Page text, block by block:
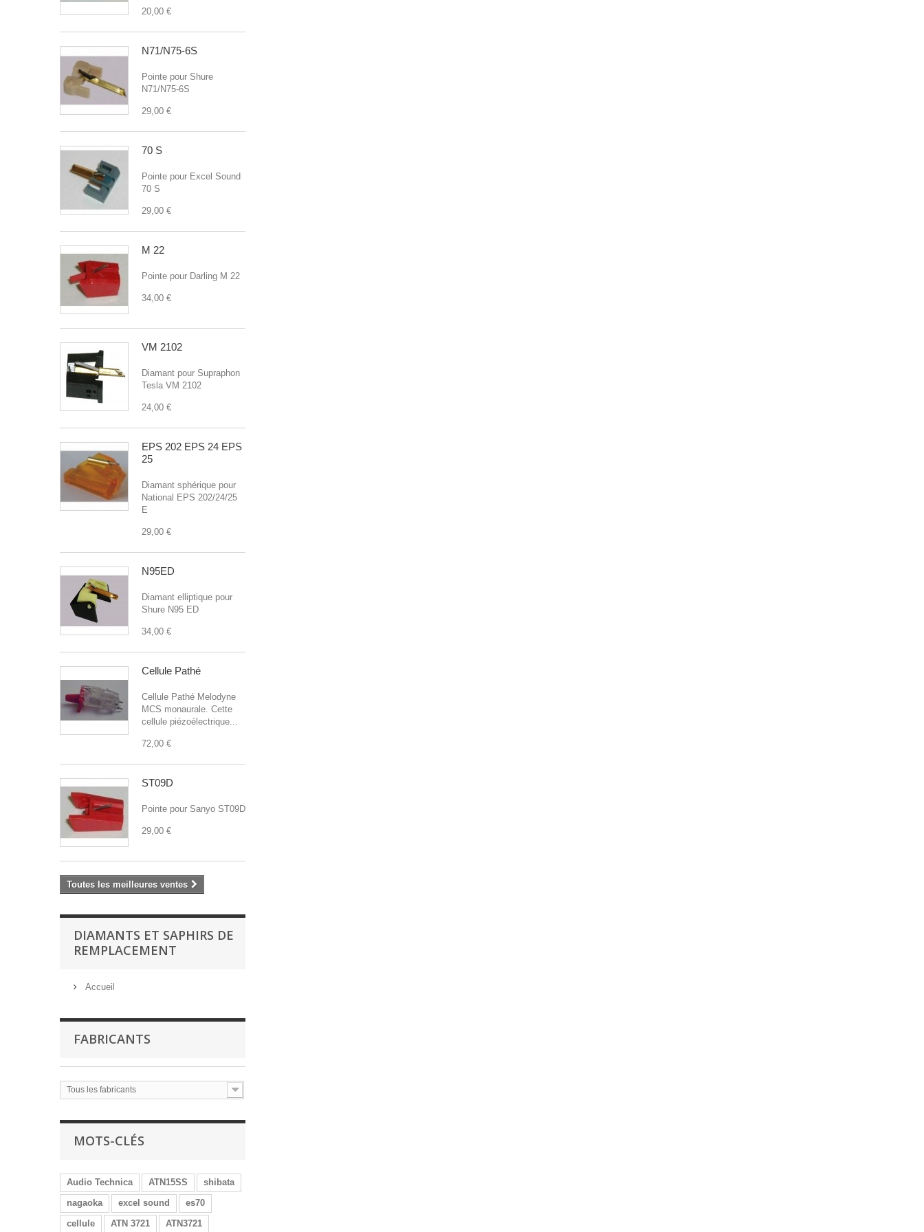
20,00 €
N71/N75-6S
Pointe pour Shure
N71/N75-6S
29,00 €
70 S
Pointe pour Excel Sound
70 S
29,00 €
M 22
Pointe pour Darling M 22
34,00 €
VM 2102
Diamant pour Supraphon
Tesla VM 2102
24,00 €
EPS 202 EPS 24 EPS
25
Diamant sphérique pour
National EPS 202/24/25
E
29,00 €
N95ED
Diamant elliptique pour
Shure N95 ED
34,00 €
Cellule Pathé
Cellule Pathé Melodyne
MCS monaurale. Cette
cellule piézoélectrique...
72,00 €
ST09D
Pointe pour Sanyo ST09D
29,00 €
Toutes les meilleures ventes
DIAMANTS ET SAPHIRS DE
REMPLACEMENT
Accueil
FABRICANTS
Tous les fabricants
MOTS-CLÉS
Audio Technica ATN15SS
shibata
nagaoka
excel sound
es70
cellule
ATN 3721 ATN3721